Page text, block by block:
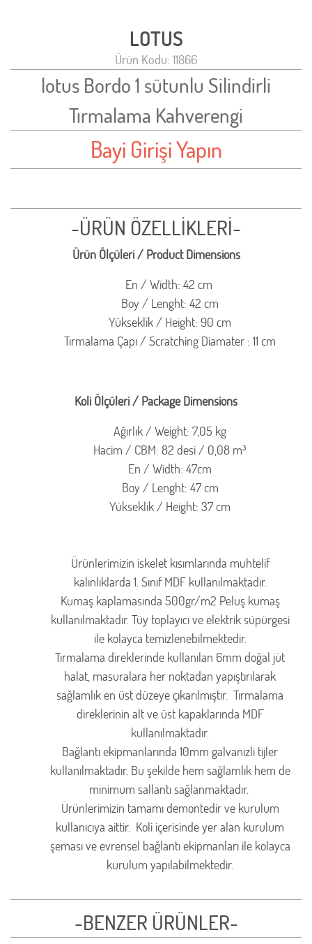
LOTUS
Ürün Kodu: 11866
lotus Bordo 1 sütunlu Silindirli
Tırmalama Kahverengi
Bayi Girişi Yapın
-ÜRÜN ÖZELLİKLERİ-
Ürün Ölçüleri / Product Dimensions
En / Width: 42 cm
Boy / Lenght: 42 cm
Yükseklik / Height: 90 cm
Tırmalama Çapı / Scratching Diamater : 11 cm
Koli Ölçüleri / Package Dimensions
Ağırlık / Weight: 7,05 kg
Hacim / CBM: 82 desi / 0,08 m³
En / Width: 47cm
Boy / Lenght: 47 cm
Yükseklik / Height: 37 cm
Ürünlerimizin iskelet kısımlarında muhtelif
kalınlıklarda 1. Sınıf MDF kullanılmaktadır.
Kumaş kaplamasında 500gr/m2 Peluş kumaş
kullanılmaktadır. Tüy toplayıcı ve elektrik süpürgesi
ile kolayca temizlenebilmektedir.
Tırmalama direklerinde kullanılan 6mm doğal jüt
halat, masuralara her noktadan yapıştırılarak
sağlamlık en üst düzeye çıkarılmıştır. Tırmalama
direklerinin alt ve üst kapaklarında MDF
kullanılmaktadır.
Bağlantı ekipmanlarında 10mm galvanizli tijler
kullanılmaktadır. Bu şekilde hem sağlamlık hem de
minimum sallantı sağlanmaktadır.
Ürünlerimizin tamamı demontedir ve kurulum
kullanıcıya aittir. Koli içerisinde yer alan kurulum
şeması ve evrensel bağlantı ekipmanları ile kolayca
kurulum yapılabilmektedir.
-BENZER ÜRÜNLER-